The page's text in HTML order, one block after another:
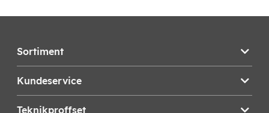
Sortiment
Kundeservice
Teknikproffset